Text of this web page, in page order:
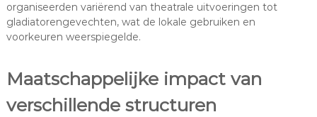
organiseerden variërend van theatrale uitvoeringen tot
gladiatorengevechten, wat de lokale gebruiken en
voorkeuren weerspiegelde.
Maatschappelijke impact van
verschillende structuren